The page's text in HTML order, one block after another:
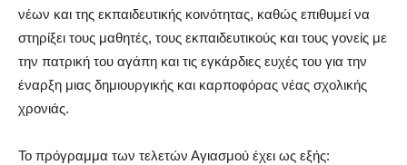
νέων και της εκπαιδευτικής κοινότητας, καθώς επιθυμεί να
στηρίξει τους μαθητές, τους εκπαιδευτικούς και τους γονείς με
την πατρική του αγάπη και τις εγκάρδιες ευχές του για την
έναρξη μιας δημιουργικής και καρποφόρας νέας σχολικής
χρονιάς.
Το πρόγραμμα των τελετών Αγιασμού έχει ως εξής: